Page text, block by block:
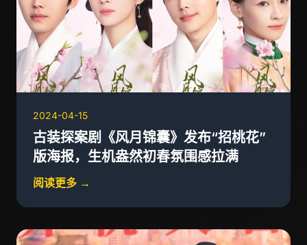
2024-04-15
古装探案剧《风月锦囊》发布“招桃花”
版海报，生机盎然初春氛围感拉满
阅读更多 →